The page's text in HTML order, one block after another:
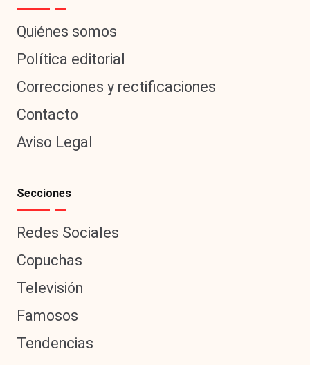
Quiénes somos
Política editorial
Correcciones y rectificaciones
Contacto
Aviso Legal
Secciones
Redes Sociales
Copuchas
Televisión
Famosos
Tendencias